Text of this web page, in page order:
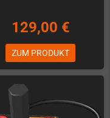
129,00 €
ZUM PRODUKT